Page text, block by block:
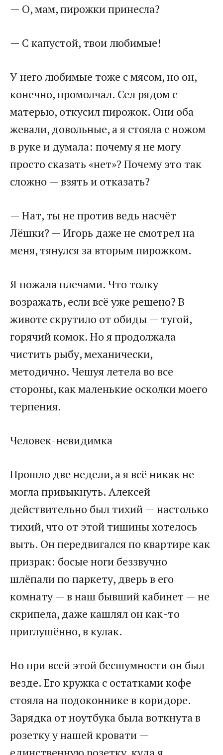
— О, мам, пирожки принесла?
— С капустой, твои любимые!
У него любимые тоже с мясом, но он,
конечно, промолчал. Сел рядом с
матерью, откусил пирожок. Они оба
жевали, довольные, а я стояла с ножом
в руке и думала: почему я не могу
просто сказать «нет»? Почему это так
сложно — взять и отказать?
— Нат, ты не против ведь насчёт
Лёшки? — Игорь даже не смотрел на
меня, тянулся за вторым пирожком.
Я пожала плечами. Что толку
возражать, если всё уже решено? В
животе скрутило от обиды — тугой,
горячий комок. Но я продолжала
чистить рыбу, механически,
методично. Чешуя летела во все
стороны, как маленькие осколки моего
терпения.
Человек-невидимка
Прошло две недели, а я всё никак не
могла привыкнуть. Алексей
действительно был тихий — настолько
тихий, что от этой тишины хотелось
выть. Он передвигался по квартире как
призрак: босые ноги беззвучно
шлёпали по паркету, дверь в его
комнату — в наш бывший кабинет — не
скрипела, даже кашлял он как-то
приглушённо, в кулак.
Но при всей этой бесшумности он был
везде. Его кружка с остатками кофе
стояла на подоконнике в коридоре.
Зарядка от ноутбука была воткнута в
розетку у нашей кровати —